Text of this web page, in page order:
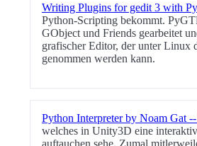
Writing Plugins for gedit 3 with
Python-Scripting bekommt.
GObject und Friends gearbeitet
grafischer Editor, der unter Linux
genommen werden kann.
Python Interpreter by Noam Gat
welches in Unity3D eine
auftauchen sehe. Zumal